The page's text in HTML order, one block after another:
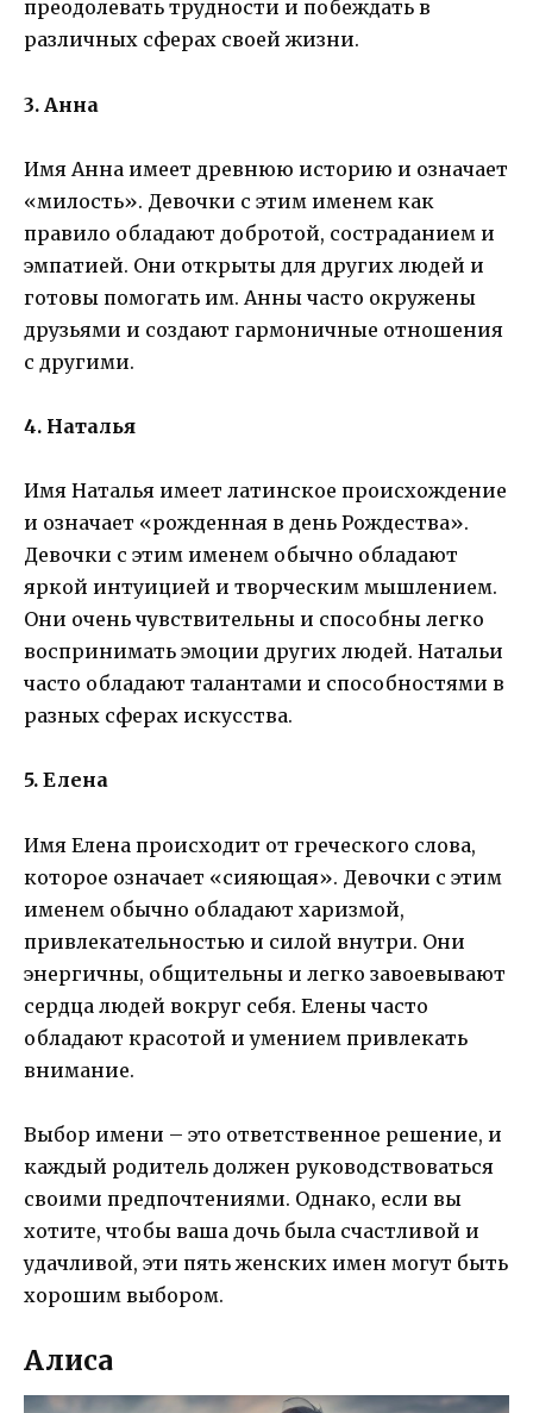
преодолевать трудности и побеждать в
различных сферах своей жизни.
3. Анна
Имя Анна имеет древнюю историю и означает
«милость». Девочки с этим именем как
правило обладают добротой, состраданием и
эмпатией. Они открыты для других людей и
готовы помогать им. Анны часто окружены
друзьями и создают гармоничные отношения
с другими.
4. Наталья
Имя Наталья имеет латинское происхождение
и означает «рожденная в день Рождества».
Девочки с этим именем обычно обладают
яркой интуицией и творческим мышлением.
Они очень чувствительны и способны легко
воспринимать эмоции других людей. Натальи
часто обладают талантами и способностями в
разных сферах искусства.
5. Елена
Имя Елена происходит от греческого слова,
которое означает «сияющая». Девочки с этим
именем обычно обладают харизмой,
привлекательностью и силой внутри. Они
энергичны, общительны и легко завоевывают
сердца людей вокруг себя. Елены часто
обладают красотой и умением привлекать
внимание.
Выбор имени – это ответственное решение, и
каждый родитель должен руководствоваться
своими предпочтениями. Однако, если вы
хотите, чтобы ваша дочь была счастливой и
удачливой, эти пять женских имен могут быть
хорошим выбором.
Алиса